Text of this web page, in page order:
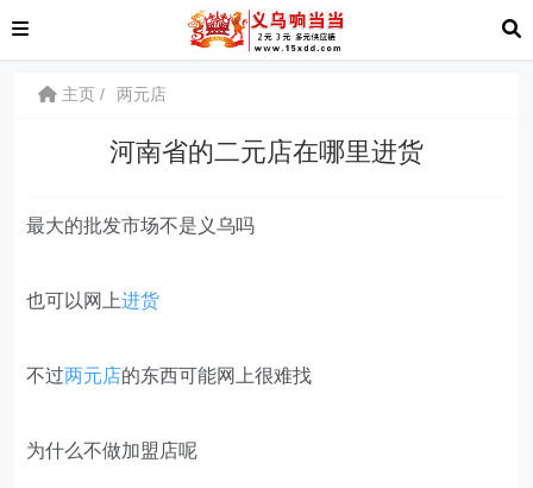
主页 两元店
河南省的二元店在哪里进货
最大的批发市场不是义乌吗
也可以网上进货
不过两元店的东西可能网上很难找
为什么不做加盟店呢